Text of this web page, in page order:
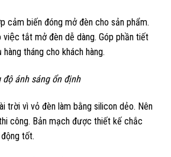
cảm biến đóng mở đèn cho sản phẩm.
việc tắt mở đèn dễ dàng. Góp phần tiết
tháng cho khách hàng.
độ ánh sáng ổn định
trời vì vỏ đèn làm bằng silicon dẻo. Nên
công. Bản mạch được thiết kế chắc
tốt.